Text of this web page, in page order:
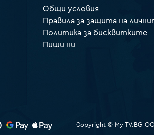
Общи условия
Правила за защита на
Политика за бисквитките
Пиши ни
Copyright © My TV.BG